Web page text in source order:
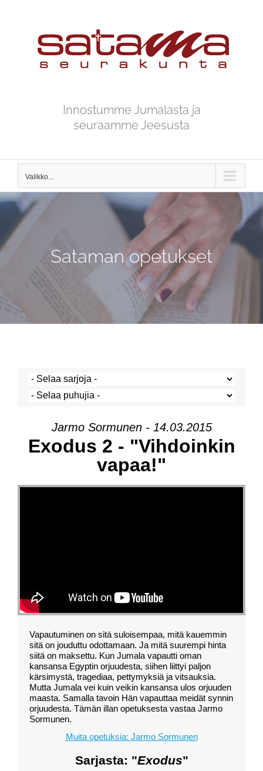
Innostumme Jumalasta ja
seuraamme Jeesusta
Valikko...
Sataman opetukset
Jarmo Sormunen - 14.03.2015
Exodus 2 - "Vihdoinkin
vapaa!"
Vapautuminen on sitä suloisempaa, mitä kauemmin
sitä on jouduttu odottamaan. Ja mitä suurempi hinta
siitä on maksettu. Kun Jumala vapautti oman
kansansa Egyptin orjuudesta, siihen liittyi paljon
kärsimystä, tragediaa, pettymyksiä ja vitsauksia.
Mutta Jumala vei kuin veikin kansansa ulos orjuuden
maasta. Samalla tavoin Hän vapauttaa meidät synnin
orjuudesta. Tämän illan opetuksesta vastaa Jarmo
Sormunen.
Muita opetuksia: Jarmo Sormunen
Sarjasta: "Exodus"